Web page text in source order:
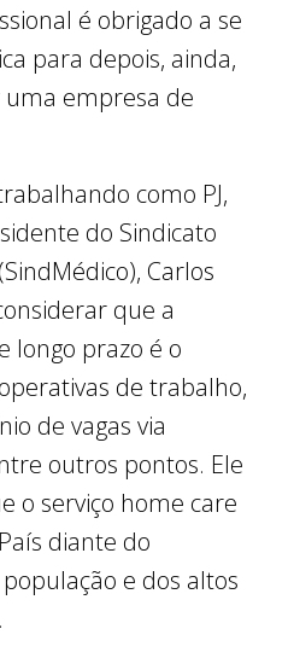
é obrigado a se
para depois, ainda,
empresa de
como PJ,
do Sindicato
Carlos
que a
longo prazo é o
de trabalho,
de vagas via
outros pontos. Ele
o serviço home care
diante do
e dos altos